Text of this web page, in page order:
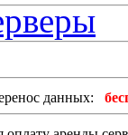
данных: